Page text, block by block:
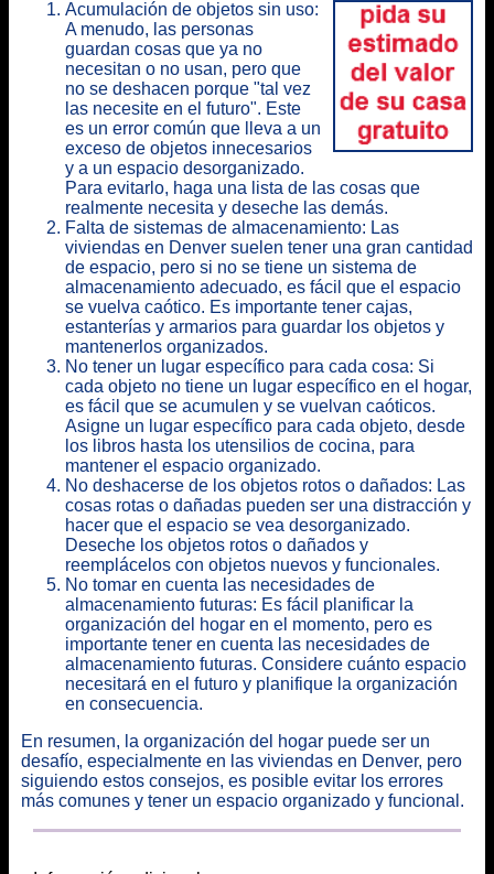
Acumulación de objetos sin uso:
A menudo, las personas
guardan cosas que ya no
necesitan o no usan, pero que
no se deshacen porque "tal vez
las necesite en el futuro". Este
es un error común que lleva a un
exceso de objetos innecesarios
y a un espacio desorganizado.
Para evitarlo, haga una lista de las cosas que
realmente necesita y deseche las demás.
Falta de sistemas de almacenamiento: Las
viviendas en Denver suelen tener una gran cantidad
de espacio, pero si no se tiene un sistema de
almacenamiento adecuado, es fácil que el espacio
se vuelva caótico. Es importante tener cajas,
estanterías y armarios para guardar los objetos y
mantenerlos organizados.
No tener un lugar específico para cada cosa: Si
cada objeto no tiene un lugar específico en el hogar,
es fácil que se acumulen y se vuelvan caóticos.
Asigne un lugar específico para cada objeto, desde
los libros hasta los utensilios de cocina, para
mantener el espacio organizado.
No deshacerse de los objetos rotos o dañados: Las
cosas rotas o dañadas pueden ser una distracción y
hacer que el espacio se vea desorganizado.
Deseche los objetos rotos o dañados y
reemplácelos con objetos nuevos y funcionales.
No tomar en cuenta las necesidades de
almacenamiento futuras: Es fácil planificar la
organización del hogar en el momento, pero es
importante tener en cuenta las necesidades de
almacenamiento futuras. Considere cuánto espacio
necesitará en el futuro y planifique la organización
en consecuencia.
En resumen, la organización del hogar puede ser un
desafío, especialmente en las viviendas en Denver, pero
siguiendo estos consejos, es posible evitar los errores
más comunes y tener un espacio organizado y funcional.